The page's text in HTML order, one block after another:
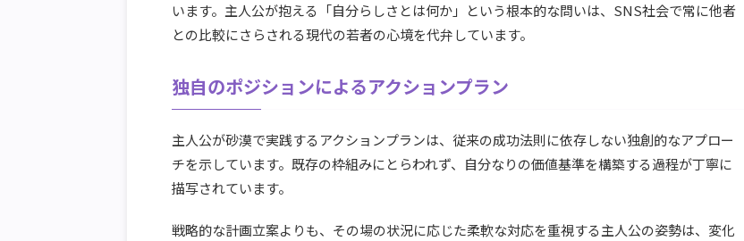
います。主人公が抱える「自分らしさとは何か」という根本的な問いは、SNS社会で常に他者
との比較にさらされる現代の若者の心境を代弁しています。
独自のポジションによるアクションプラン
主人公が砂漠で実践するアクションプランは、従来の成功法則に依存しない独創的なアプロー
チを示しています。既存の枠組みにとらわれず、自分なりの価値基準を構築する過程が丁寧に
描写されています。
戦略的な計画立案よりも、その場の状況に応じた柔軟な対応を重視する主人公の姿勢は、変化